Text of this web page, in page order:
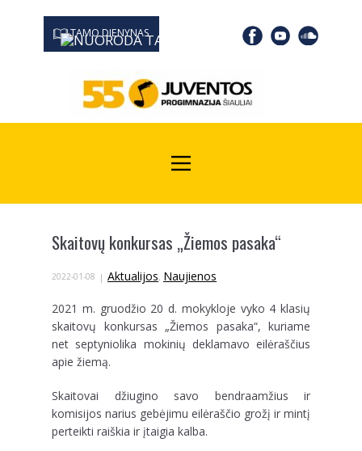
TAMO DIENYNAS
0667 19366
Skaitovų konkursas „Žiemos pasaka“
2022-01-08 Aktualijos, Naujienos
2021 m. gruodžio 20 d. mokykloje vyko 4 klasių
skaitovų konkursas „Žiemos pasaka“, kuriame
net septyniolika mokinių deklamavo eilėraščius
apie žiemą.
Skaitovai džiugino savo bendraamžius ir
komisijos narius gebėjimu eilėraščio grožį ir mintį
perteikti raiškia ir įtaigia kalba.